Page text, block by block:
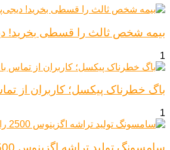
بیمه شخص ثالث را قسطی بخرید!
1
باگ خطرناک پیکسل؛ کاربران از تماس با 911 محروم می‌شوند (از
1
سامسونگ تولید تراشه اگزینوس 2500 را قطعی کرد